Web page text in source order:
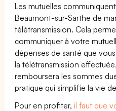
Les mutuelles
Beaumont-sur-Sarthe de
télétransmission. Cela
communiquer à votre
dépenses de santé que
la télétransmission
remboursera les sommes
pratique qui simplifie la vie
Pour en profiter,il faut que